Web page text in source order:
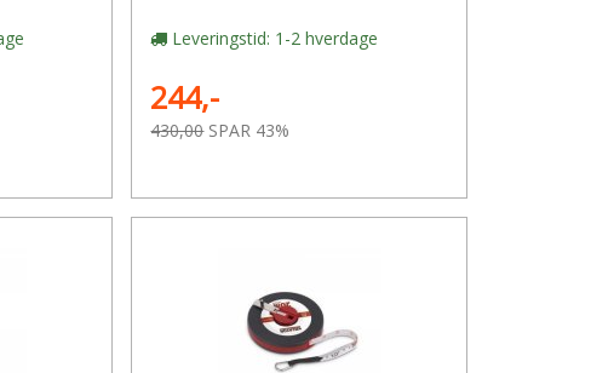
Leveringstid: 1-2 hverdage
244,-
430,00 SPAR 43%